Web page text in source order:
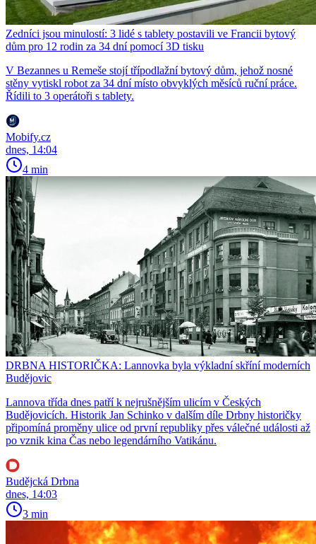
Zedníci jsou minulostí: 3 lidé s tablety postavili ve Francii bytový
dům pro 12 rodin za 34 dní pomocí 3D tisku
V Bezannes u Remeše stojí třípodlažní bytový dům, jehož nosné
stěny vytiskl robot za 34 dní místo obvyklých měsíců ruční práce.
Řídili to 3 operátoři s tablety.
Mobify.cz
dnes, 14:04
4 min
DRBNA HISTORIČKA: Lannovka byla výkladní skříní moderních
Budějovic
Lannova třída dnes patří k nejrušnějším ulicím v Českých
Budějovicích. Historik Jan Schinko v dalším díle Drbny historičky
připomíná proměny ulice od první republiky přes válečné události až
po vznik kina Čas nebo legendárního Vatikánu.
Budějcká Drbna
dnes, 14:03
3 min